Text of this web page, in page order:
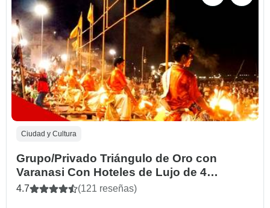
Ciudad y Cultura
Grupo/Privado Triángulo de Oro con
Varanasi Con Hoteles de Lujo de 4
Estrellas
4.7 (121 reseñas)